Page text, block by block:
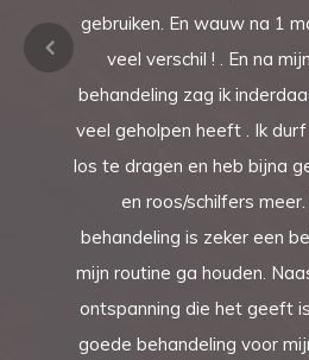
gebruiken. En wauw na 1
veel verschil ! . En na
behandeling zag ik
veel geholpen heeft . Ik
los te dragen en heb bijna
en roos/schilfers
behandeling is zeker een
mijn routine ga houden.
ontspanning die het geeft
goede behandeling voor